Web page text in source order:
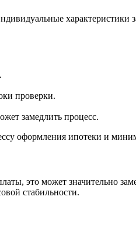
характеристики
проверки.
замедлить процесс.
оформления ипотеки и
это может значительно
стабильности.